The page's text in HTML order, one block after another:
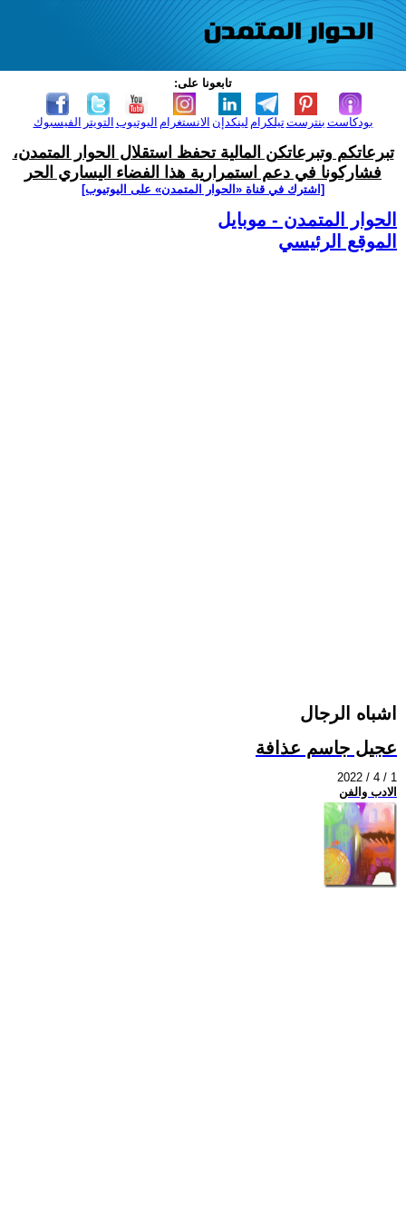
تابعونا على:
الفيسبوك التويتر اليوتيوب الانستغرام لينكدإن تيلكرامبنترست بودكاست
تبرعاتكم وتبرعاتكن المالية تحفظ استقلال الحوار المتمدن،
فشاركونا في دعم استمرارية هذا الفضاء اليساري الحر
[اشترك في قناة ‫«الحوار المتمدن» على اليوتيوب]
الحوار المتمدن - موبايل
الموقع الرئيسي
اشباه الرجال
عجيل جاسم عذافة
2022 / 4 / 1
الادب والفن